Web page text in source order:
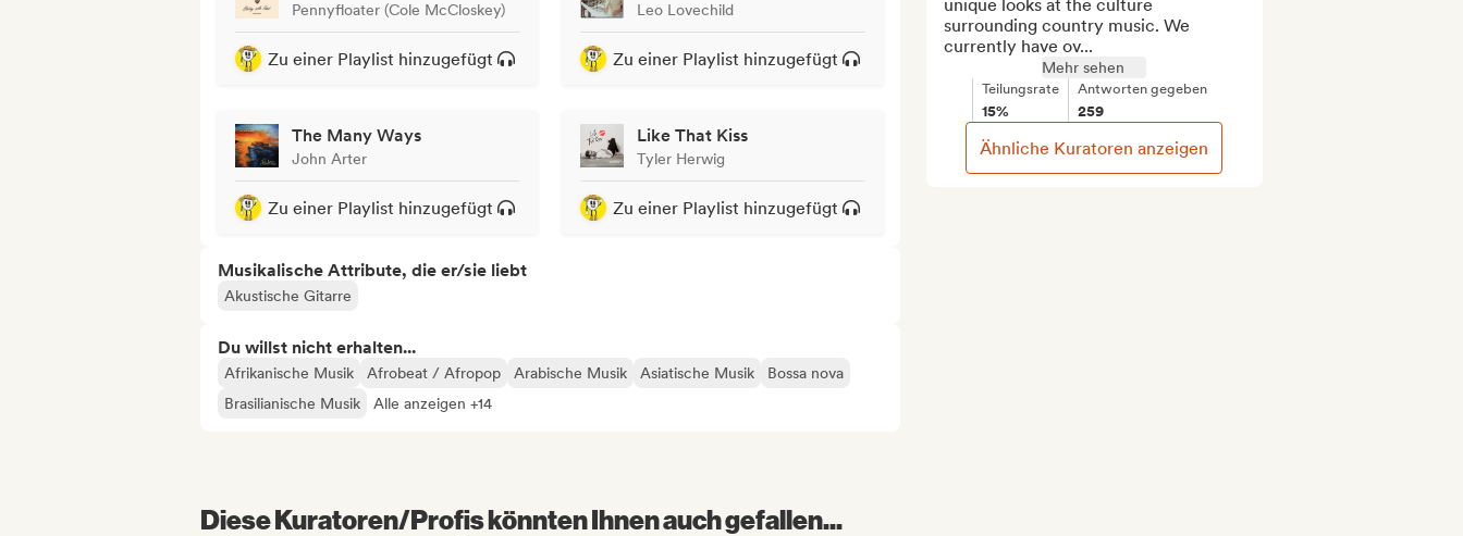
Pennyfloater (Cole McCloskey)
Zu einer Playlist hinzugefügt
Leo Lovechild
Zu einer Playlist hinzugefügt
The Many Ways
John Arter
Zu einer Playlist hinzugefügt
Like That Kiss
Tyler Herwig
Zu einer Playlist hinzugefügt
Musikalische Attribute, die er/sie liebt
Akustische Gitarre
Du willst nicht erhalten...
Afrikanische Musik Afrobeat / Afropop Arabische Musik Asiatische Musik
Bossa nova
Brasilianische Musik
Alle anzeigen +14
unique looks at the culture
surrounding country music. We
currently have ov...
Mehr sehen
Teilungsrate
15%
Antworten gegeben
259
Ähnliche Kuratoren anzeigen
Diese Kuratoren/Profis könnten Ihnen auch gefallen...